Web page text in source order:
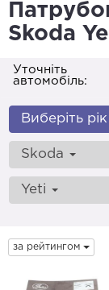
Skoda
Уточніть
автомобіль:
Виберіть рік
Skoda
Yeti
за рейтингом